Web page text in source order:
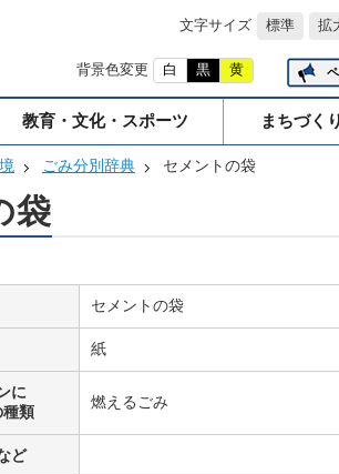
文字サイズ 標準 拡
背景色変更 白 黒 黄
教育・文化・スポーツ まちづく
ごみ分別辞典 セメントの袋
袋
セメントの袋
紙
に
種類
燃えるごみ
ど